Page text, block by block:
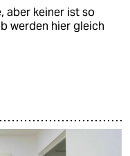
aber keiner ist so
werden hier gleich